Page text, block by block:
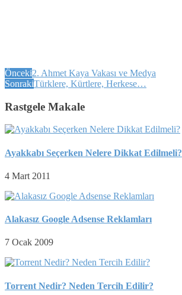
Önceki2. Ahmet Kaya Vakası ve Medya
SonrakiTürklere, Kürtlere, Herkese…
Rastgele Makale
Ayakkabı Seçerken Nelere Dikkat Edilmeli?
4 Mart 2011
Alakasız Google Adsense Reklamları
7 Ocak 2009
Torrent Nedir? Neden Tercih Edilir?